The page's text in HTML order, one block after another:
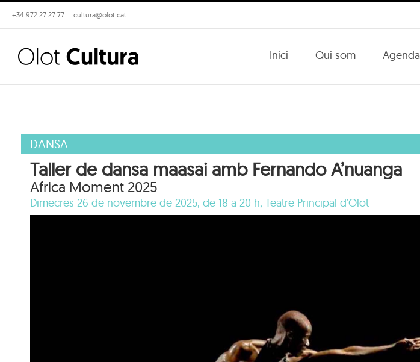
Skip
to
content
+34 972 27 27 77 | cultura@olot.cat
Inici Qui som Agenda
DANSA
Taller de dansa maasai amb Fernando A’nuanga
Africa Moment 2025
Dimecres 26 de novembre de 2025, de 18 a 20 h, Teatre Principal d’Olot